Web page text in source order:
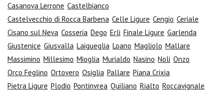
Casanova Lerrone Castelbianco
Castelvecchio di Rocca Barbena Celle Ligure Cengio Ceriale
Cisano sul Neva Cosseria Dego Erli Finale Ligure Garlenda
Giustenice Giusvalla Laigueglia Loano Magliolo Mallare
Massimino Millesimo Mioglia Murialdo Nasino Noli Onzo
Orco Feglino Ortovero Osiglia Pallare Piana Crixia
Pietra Ligure Plodio Pontinvrea Quiliano Rialto Roccavignale